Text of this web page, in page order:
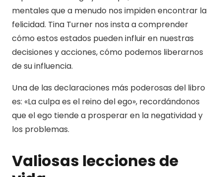
mentales que a menudo nos impiden encontrar la
felicidad. Tina Turner nos insta a comprender
cómo estos estados pueden influir en nuestras
decisiones y acciones, cómo podemos liberarnos
de su influencia.
Una de las declaraciones más poderosas del libro
es: «La culpa es el reino del ego», recordándonos
que el ego tiende a prosperar en la negatividad y
los problemas.
Valiosas lecciones de